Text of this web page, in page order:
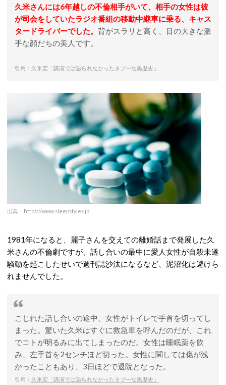
久米さんには6年越しの不倫相手がいて、相手の女性は彼
が司会をしていたラジオ番組の移動中継車に乗る、キャス
タードライバーでした。 背がスラリと高く、目の大きな派
手な顔だちの美人です。
引用： 久米宏「講演では語られなかったタブーな黒歴史」
出典： https://www.sleepstyles.jp
1981年になると、麗子さんを交えての離婚話まで発展した久
米さんの不倫劇ですが、話し合いの最中に愛人女性が自殺未遂
騒動を起こしたせいで週刊誌沙汰になるなど、泥沼化は避けら
れませんでした。
こじれた話し合いの途中、女性がトイレで手首を切ってし
まった。驚いた久米はすぐに救急車を呼んだのだが、これ
でコトが明るみに出てしまったのだ。女性は睡眠薬を飲
み、左手首を2センチほど切った。女性に関しては傷が浅
かったこともあり、3日ほどで退院となった。
引用： 久米宏「講演では語られなかったタブーな黒歴史」